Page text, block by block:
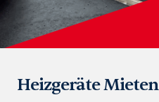
Heizgeräte Mieten